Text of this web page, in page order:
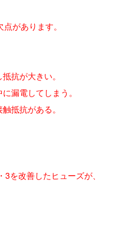
があります。
抗が大きい。
漏電してしまう。
抵抗がある。
3を改善したヒューズが、